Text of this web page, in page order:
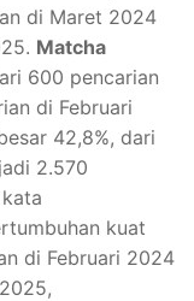
di Maret 2024
Matcha
600 pencarian
di Februari
42,8%, dari
2.570
kuat
di Februari 2024